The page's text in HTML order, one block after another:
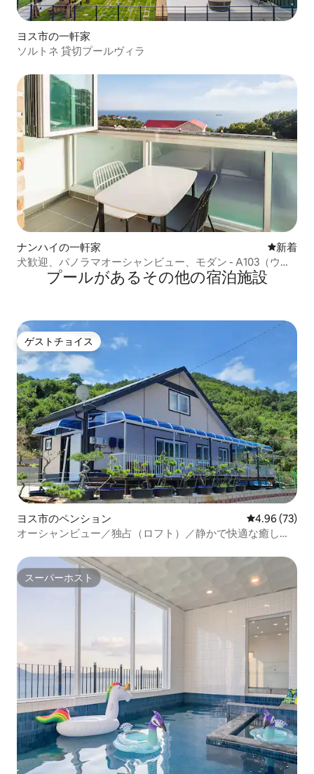
ヨス市の一軒家
ソルトネ 貸切プールヴィラ
ナンハイの一軒家 新しい宿
新着
犬歓迎、パノラマオーシャンビュー、モダン - A103（ウォ
ルプールスパ/個別BBQ/オーシャンビュー/犬同伴）
プールがあるその他の宿泊施設
ゲストチョイス
ゲストチョイス
ヨス市のペンション レビュー73
4.96 (73)
オーシャンビュー／独占（ロフト）／静かで快適な癒しの
スーパーホスト
スーパーホスト